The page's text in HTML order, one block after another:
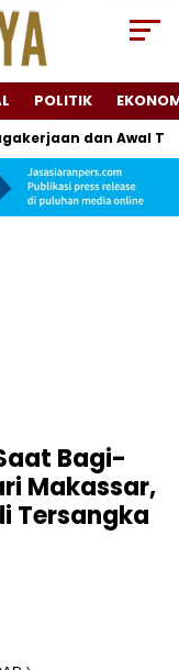
POLITIK
dan Awal
Bagi-
Makassar,
Tersangka